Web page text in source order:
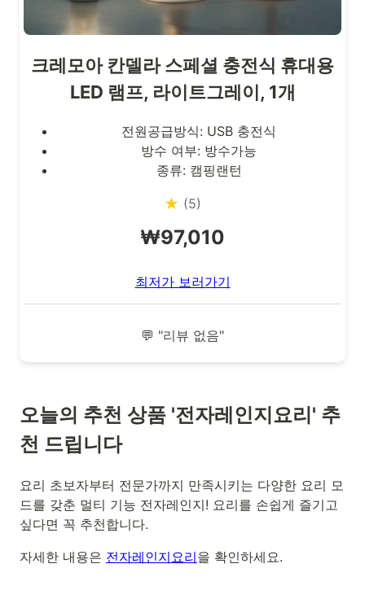
크레모아 칸델라 스페셜 충전식 휴대용
LED 램프, 라이트그레이, 1개
전원공급방식: USB 충전식
방수 여부: 방수가능
종류: 캠핑랜턴
★ (5)
₩97,010
최저가 보러가기
💬 "리뷰 없음"
오늘의 추천 상품 '전자레인지요리' 추
천 드립니다
요리 초보자부터 전문가까지 만족시키는 다양한 요리 모
드를 갖춘 멀티 기능 전자레인지! 요리를 손쉽게 즐기고
싶다면 꼭 추천합니다.
자세한 내용은 전자레인지요리을 확인하세요.